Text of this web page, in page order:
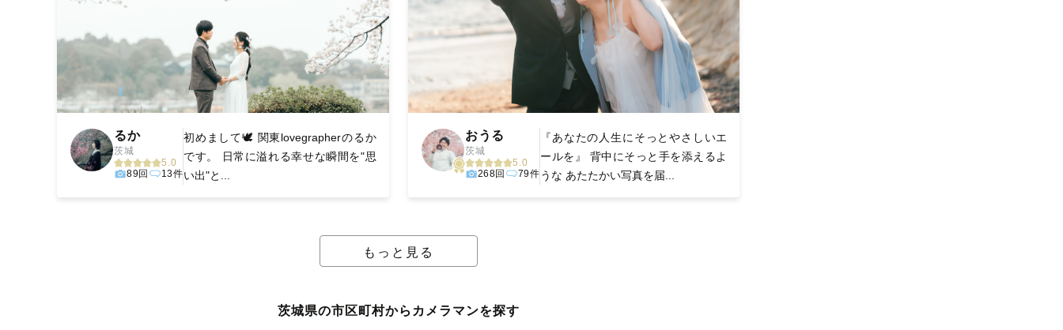
るか
茨城
5.0
89回
13件
初めまして🕊 関東lovegrapherのるか
です。 日常に溢れる幸せな瞬間を"思
い出"と...
おうる
茨城
5.0
268回
79件
『あなたの人生にそっとやさしいエ
ールを』 背中にそっと手を添えるよ
うな あたたかい写真を届...
もっと見る
茨城県の市区町村からカメラマンを探す